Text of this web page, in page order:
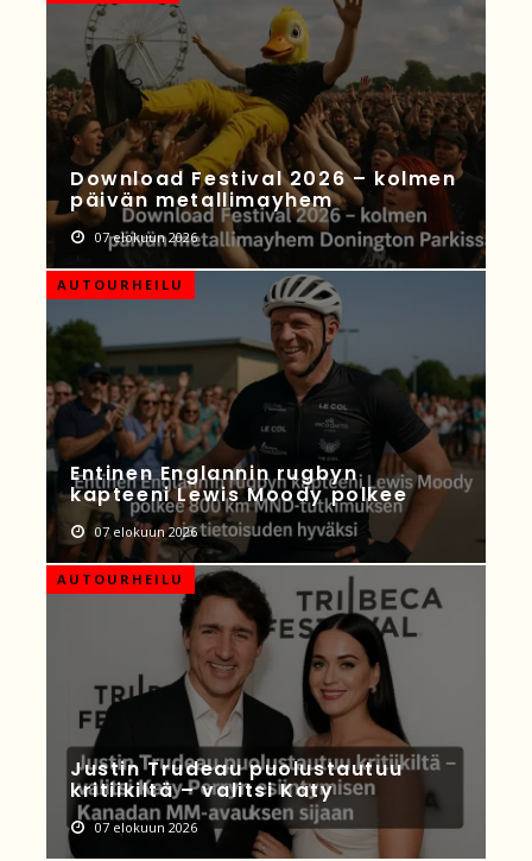
Download Festival 2026 – kolmen
päivän metallimayhem
07 elokuun 2026
AUTOURHEILU
Entinen Englannin rugbyn
kapteeni Lewis Moody polkee
07 elokuun 2026
AUTOURHEILU
Justin Trudeau puolustautuu
kritiikiltä – valitsi Katy
07 elokuun 2026